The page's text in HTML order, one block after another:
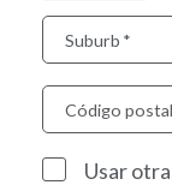
Suburb
Código postal
Usar